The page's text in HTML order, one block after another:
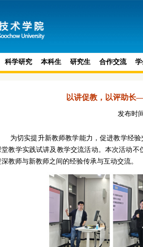
科学研究 本科生 研究生 合作交流
以讲促教，以评助长
发布时
为切实提升新教师教学能力，促进教学经
堂教学实践试讲及教学交流活动。本次活动
深教师与新教师之间的经验传承与互动交流。